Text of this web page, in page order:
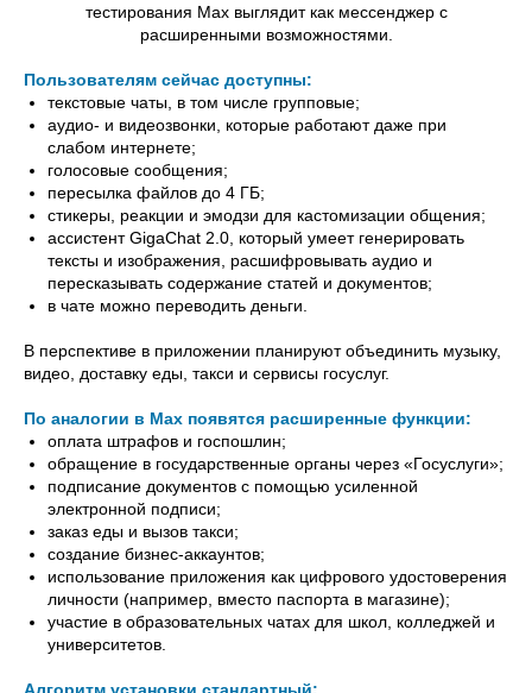
тестирования Max выглядит как мессенджер с
расширенными возможностями.
Пользователям сейчас доступны:
текстовые чаты, в том числе групповые;
аудио- и видеозвонки, которые работают даже при
слабом интернете;
голосовые сообщения;
пересылка файлов до 4 ГБ;
стикеры, реакции и эмодзи для кастомизации общения;
ассистент GigaChat 2.0, который умеет генерировать
тексты и изображения, расшифровывать аудио и
пересказывать содержание статей и документов;
в чате можно переводить деньги.
В перспективе в приложении планируют объединить музыку,
видео, доставку еды, такси и сервисы госуслуг.
По аналогии в Max появятся расширенные функции:
оплата штрафов и госпошлин;
обращение в государственные органы через «Госуслуги»;
подписание документов с помощью усиленной
электронной подписи;
заказ еды и вызов такси;
создание бизнес-аккаунтов;
использование приложения как цифрового удостоверения
личности (например, вместо паспорта в магазине);
участие в образовательных чатах для школ, колледжей и
университетов.
Алгоритм установки стандартный: